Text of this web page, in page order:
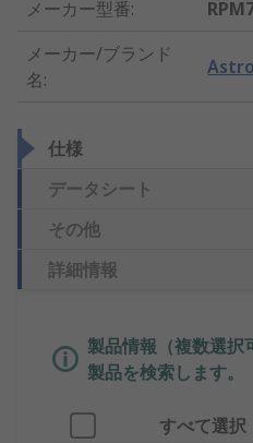
メーカー型番:
メーカー/ブランド
名:
仕様
データシート
その他
詳細情報
製品情報（複数選択
製品を検索します。
すべて選択